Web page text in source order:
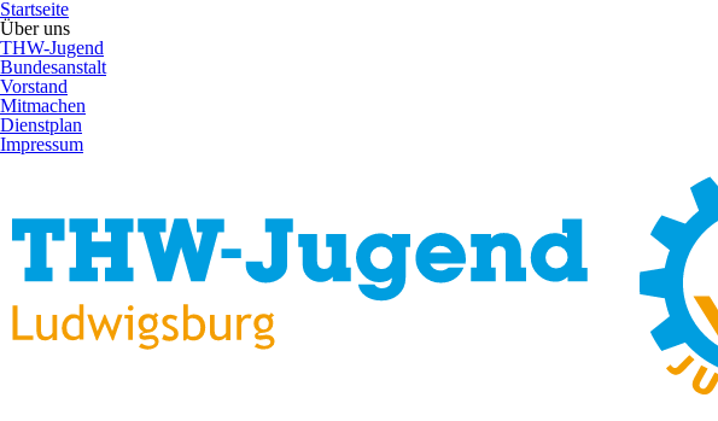
Startseite
Über uns
THW-Jugend
Bundesanstalt
Vorstand
Mitmachen
Dienstplan
Impressum